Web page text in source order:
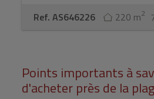
Ref. AS646226 220 m2
Points importants à
d'acheter près de la